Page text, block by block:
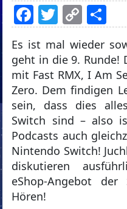
Facebook
Twitter
Copy
Link
Es ist mal wieder
geht in die 9. Runde!
mit Fast RMX, I Am
Zero. Dem findigen
sein, dass dies
Switch sind – also
Podcasts auch
Nintendo Switch!
diskutieren
eShop-Angebot
Hören!